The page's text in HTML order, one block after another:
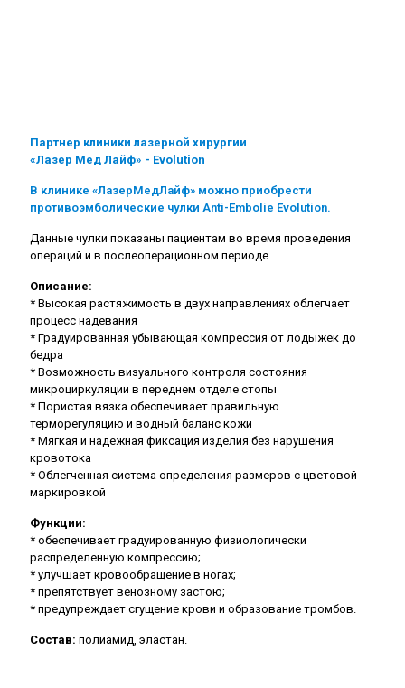
Партнер клиники лазерной хирургии
«Лазер Мед Лайф» - Evolution
В клинике «ЛазерМедЛайф» можно приобрести
противоэмболические чулки Anti-Embolie Evolution.
Данные чулки показаны пациентам во время проведения
операций и в послеоперационном периоде.
Описание:
* Высокая растяжимость в двух направлениях облегчает
процесс надевания
* Градуированная убывающая компрессия от лодыжек до
бедра
* Возможность визуального контроля состояния
микроциркуляции в переднем отделе стопы
* Пористая вязка обеспечивает правильную
терморегуляцию и водный баланс кожи
* Мягкая и надежная фиксация изделия без нарушения
кровотока
* Облегченная система определения размеров с цветовой
маркировкой
Функции:
* обеспечивает градуированную физиологически
распределенную компрессию;
* улучшает кровообращение в ногах;
* препятствует венозному застою;
* предупреждает сгущение крови и образование тромбов.
Состав: полиамид, эластан.